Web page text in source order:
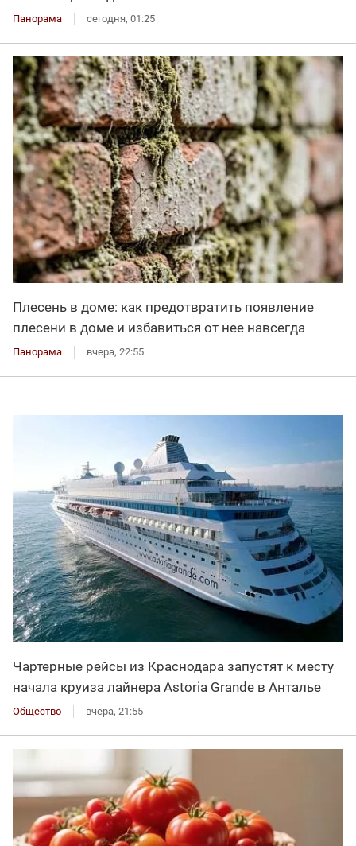
Панорама сегодня, 01:25
Плесень в доме: как предотвратить появление
плесени в доме и избавиться от нее навсегда
Панорама вчера, 22:55
Чартерные рейсы из Краснодара запустят к месту
начала круиза лайнера Astoria Grande в Анталье
Общество вчера, 21:55